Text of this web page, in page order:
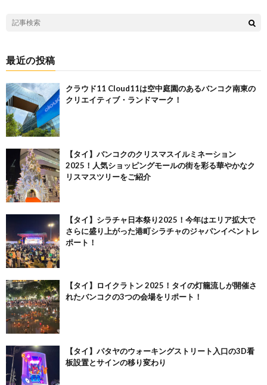
最近の投稿
クラウド11 Cloud11は空中庭園のあるバンコク南東の
クリエイティブ・ランドマーク！
【タイ】バンコクのクリスマスイルミネーション
2025！人気ショッピングモールの街を彩る華やかなク
リスマスツリーをご紹介
【タイ】シラチャ日本祭り2025！今年はエリア拡大で
さらに盛り上がった港町シラチャのジャパンイベントレ
ポート！
【タイ】ロイクラトン 2025！タイの灯籠流しが開催さ
れたバンコクの3つの会場をリポート！
【タイ】パタヤのウォーキングストリート入口の3D看
板設置とサインの移り変わり